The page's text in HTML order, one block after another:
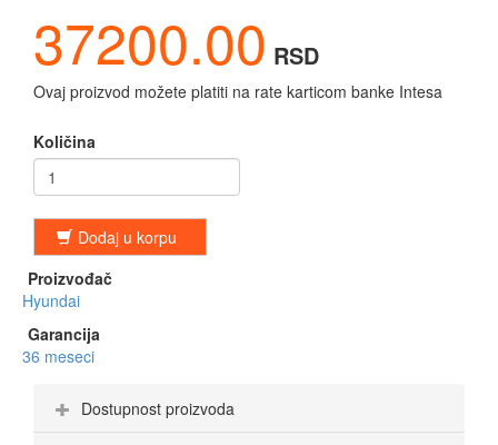
37200.00 RSD
Ovaj proizvod možete platiti na rate karticom banke Intesa
Količina
Dodaj u korpu
Proizvođač
Hyundai
Garancija
36 meseci
Dostupnost proizvoda